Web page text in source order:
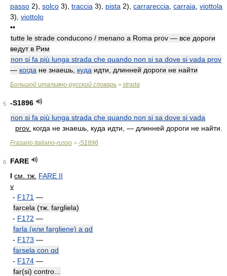
passo 2), solco 3), traccia 3), pista 2), carrareccia carraia viottola
3), viottolo
••
tutte le strade conducono / menano a Roma prov — все дороги
ведут в Рим
non si fa più lunga strada che quando non si sa dove si vada prov
— когда не знаешь, куда идти, длинней дороги не найти
Большой итальяно-русский словарь > strada
5
-S1896
non si fa più lunga strada che quando non si sa dove si vada
prov. когда не знаешь, куда идти, — длинней дороги не найти.
Frasario italiano-russo > -S1896
6
FARE
I см. тж. FARE II
v
- F171 —
farcela (тж. fargliela)
- F172 —
farla (или fargliene) a qd
- F173 —
farsela con qd
- F174 —
far(si) contro...